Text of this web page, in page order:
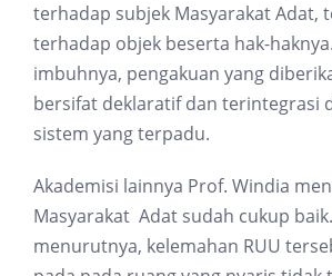
terhadap subjek Masyarakat Adat,
terhadap objek beserta hak-
imbuhnya, pengakuan yang
bersifat deklaratif dan terintegrasi
sistem yang terpadu.
Akademisi lainnya Prof. Windia
Masyarakat Adat sudah cukup
menurutnya, kelemahan RUU